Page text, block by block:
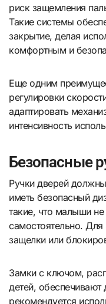
риск защемления
Такие системы
закрытие, делая
комфортным и
Еще одним
регулировки
адаптировать
интенсивность
Безопасные
Ручки дверей
иметь безопасный
такие, что малыши не
самостоятельно. Для
защелки или
Замки с ключом,
детей,
рекомендуется